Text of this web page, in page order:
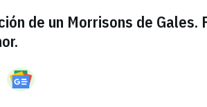
de un Morrisons de Gales.